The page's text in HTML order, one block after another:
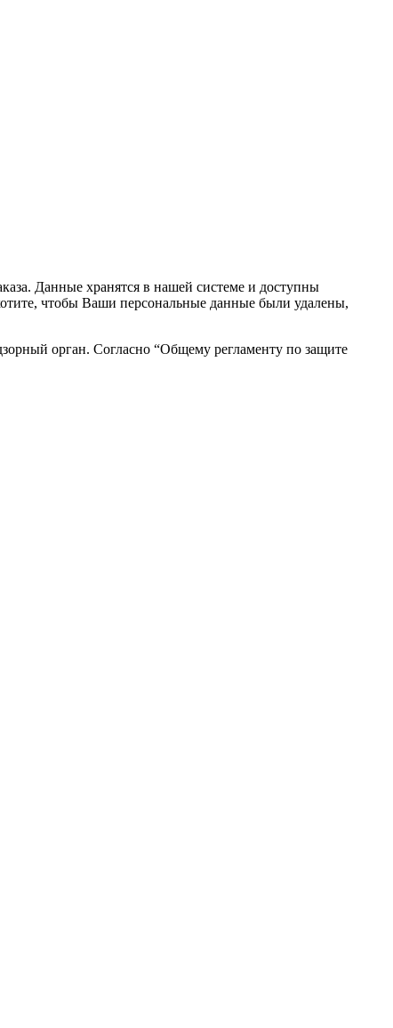
Данные хранятся в нашей системе и доступны
чтобы Ваши персональные данные были удалены,
орган. Согласно “Общему регламенту по защите